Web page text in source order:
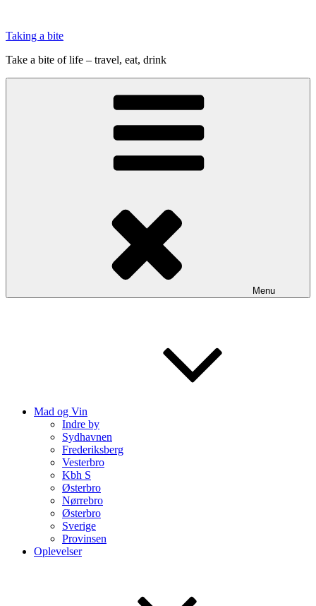
indhold
Taking a bite
Take a bite of life – travel, eat, drink
Menu
Mad og Vin
Indre by
Sydhavnen
Frederiksberg
Vesterbro
Kbh S
Østerbro
Nørrebro
Østerbro
Sverige
Provinsen
Oplevelser